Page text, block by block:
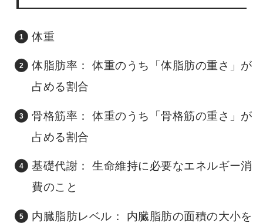
体重
体脂肪率： 体重のうち「体脂肪の重さ」が
占める割合
骨格筋率： 体重のうち「骨格筋の重さ」が
占める割合
基礎代謝： 生命維持に必要なエネルギー消
費のこと
内臓脂肪レベル： 内臓脂肪の面積の大小を